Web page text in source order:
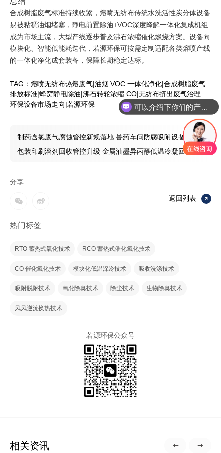
分享
返回列表
热门标签
RTO 蓄热式氧化技术 RCO 蓄热式催化氧化技术
CO 催化氧化技术 模块化低温深冷技术 吸收洗涤技术
吸附脱附技术 氧化除臭技术 除尘技术 生物除臭技术
风风逆流换热技术
若源环保公众号
合成树脂废气标准持续收紧，熔喷无纺布传统水洗活性炭分体设备
易被粘稠油烟堵塞，静电前置除油+VOC深度降解一体化集成机组
成为市场主流，大型产线逐步普及沸石浓缩催化燃烧方案。设备向
模块化、智能低能耗迭代，若源环保可按需定制适配各类熔喷产线
的一体化净化成套装备，保障长期稳定达标。
TAG： 熔喷无纺布热熔废气|油烟 VOC 一体化净化|合成树脂废气
排放标准|蜂窝静电除油|沸石转轮浓缩 CO|无纺布挤出废气治理
环保设备市场走向|若源环保
制药含氯废气腐蚀管控新规落地 兽药车间防腐吸附设备选型
对比解读
包装印刷溶剂回收管控升级 金属油墨异丙醇低温冷凝回收成
相关资讯
可以介绍下你们的产品么
你们是怎么收费的呢